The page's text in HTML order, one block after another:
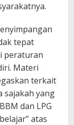
tepat
peraturan
Materi
terkait
sajakah yang
dan LPG
atas